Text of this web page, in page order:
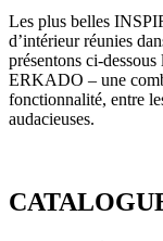
Les plus belles
d’intérieur réunies
présentons ci-
ERKADO – une
fonctionnalité, entre
audacieuses.